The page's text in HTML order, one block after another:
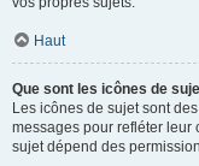
Haut
Que sont les icônes de
Les icônes de sujet sont
messages pour refléter leur
sujet dépend des